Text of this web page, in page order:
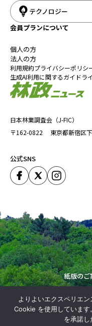
屋根に
源流域から太平洋ま
日本林業調査会（J-FIC）
〒162-0822
東京都新宿区
公式SNS
テクノロジー
会員プランについて
個人の方
法人の方
利用規約プライバシーポリシ
生成AI利用に関するガイドラ
紙版のご
Copyright (C) Japan
よりよいエクスペリエ
Cookie を使用していま
を承諾し